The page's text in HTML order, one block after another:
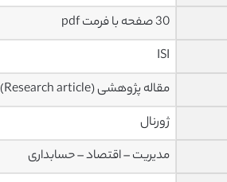
30 صفحه با فرمت pdf
ISI
مقاله پژوهشی (Research article)
ژورنال
مدیریت – اقتصاد – حسابداری